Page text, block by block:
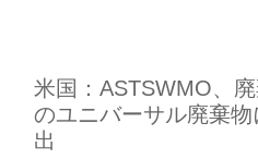
米国：ASTSWMO、
のユニバーサル廃棄
出